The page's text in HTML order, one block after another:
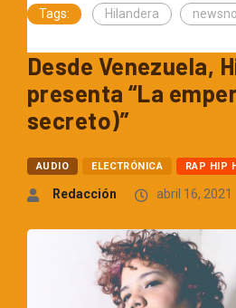
Tags: Hilandera
Desde Venezuela,
presenta “La
secreto)”
AUDIO ELECTRÓNICA RAP HIP
Redacción abril 16, 2021